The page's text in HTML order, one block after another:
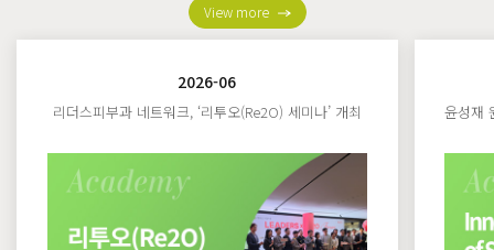
View more
2026-06
리더스피부과 네트워크, ‘리투오(Re2O) 세미나’ 개최